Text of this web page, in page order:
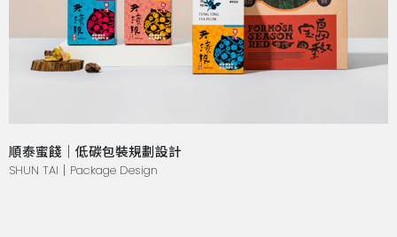
順泰蜜餞｜低碳包裝規劃設計
SHUN TAI｜Package Design